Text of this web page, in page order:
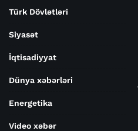
Türk Dövlətləri
Siyasət
İqtisadiyyat
Dünya xəbərləri
Energetika
Video xəbər